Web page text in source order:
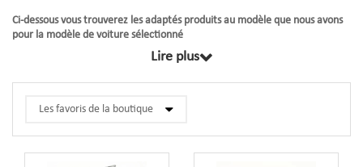
Ci-dessous vous trouverez les adaptés produits au modèle que nous avons
pour la modèle de voiture sélectionné
Tous les produits dans cette catégorie sont conjointement conçus à partir
l’ajustement soit aussi bon possible pour le produit. Les articles
Lire plus